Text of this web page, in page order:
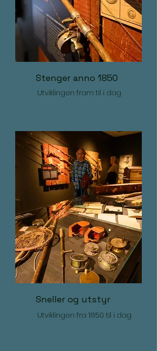
Stenger anno 1850
Utviklingen fram til i dag
Sneller og utstyr
Utviklingen fra 1850 til i dag